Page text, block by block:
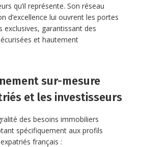
qu’il représente. Son réseau
d’excellence lui ouvrent les portes
exclusives, garantissant des
et hautement
sur-mesure
et les investisseurs
des besoins immobiliers
spécifiquement aux profils
français :